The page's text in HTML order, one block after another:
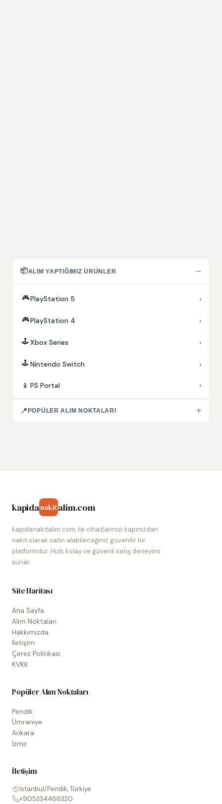
📦ALIM YAPTIĞIMIZ ÜRÜNLER −
🎮PlayStation 5 ›
🎮PlayStation 4 ›
🕹️ Xbox Series ›
🕹️ Nintendo Switch ›
📱 PS Portal ›
📍 POPÜLER ALIM NOKTALARI +
kapidanakitalim.com
kapidanakitalim.com, ile cihazlarınızı kapınızdan
nakit olarak satın alabileceğiniz güvenilir bir
platformdur. Hızlı, kolay ve güvenli satış deneyimi
sunar.
Site Haritası
Ana Sayfa
Alım Noktaları
Hakkımızda
İletişim
Çerez Politikası
KVKK
Popüler Alım Noktaları
Pendik
Ümraniye
Ankara
İzmir
İletişim
İstanbul/Pendik, Türkiye
+905334466320